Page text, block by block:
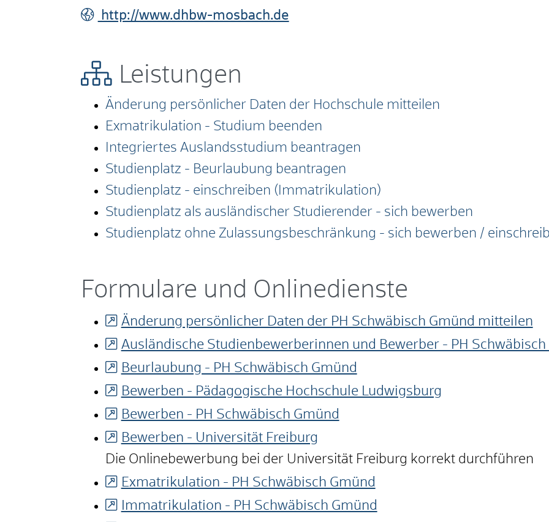
http://www.dhbw-mosbach.de
Leistungen
Änderung persönlicher Daten der Hochschule mitteilen
Exmatrikulation - Studium beenden
Integriertes Auslandsstudium beantragen
Studienplatz - Beurlaubung beantragen
Studienplatz - einschreiben (Immatrikulation)
Studienplatz als ausländischer Studierender - sich bewerben
Studienplatz ohne Zulassungsbeschränkung - sich bewerben /
Formulare und Onlinedienste
Änderung persönlicher Daten der PH Schwäbisch Gmünd mitteilen
Ausländische Studienbewerberinnen und Bewerber - PH Schwäbisch
Beurlaubung - PH Schwäbisch Gmünd
Bewerben - Pädagogische Hochschule Ludwigsburg
Bewerben - PH Schwäbisch Gmünd
Bewerben - Universität Freiburg
Die Onlinebewerbung bei der Universität Freiburg korrekt durchführen
Exmatrikulation - PH Schwäbisch Gmünd
Immatrikulation - PH Schwäbisch Gmünd